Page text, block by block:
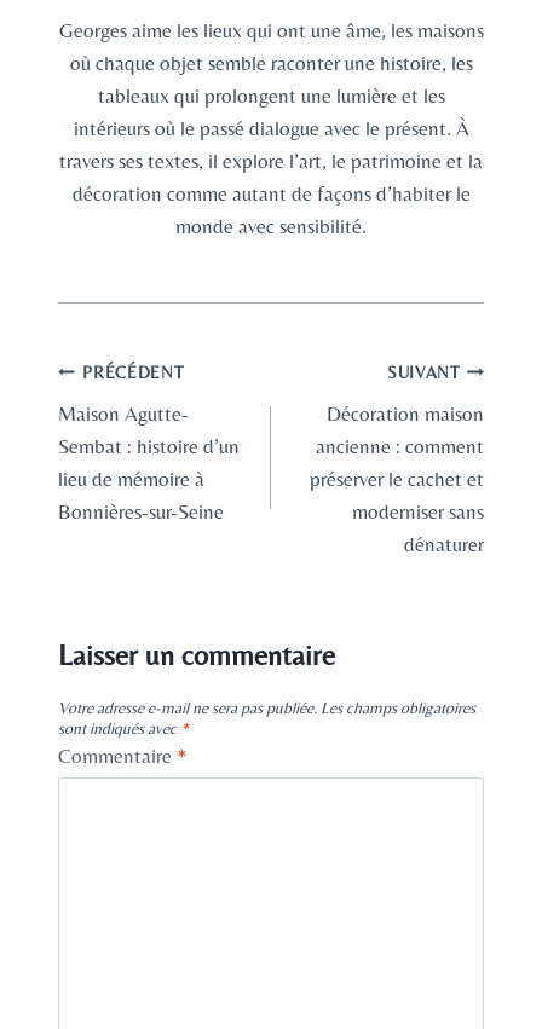
Georges aime les lieux qui ont une âme, les maisons
où chaque objet semble raconter une histoire, les
tableaux qui prolongent une lumière et les
intérieurs où le passé dialogue avec le présent. À
travers ses textes, il explore l’art, le patrimoine et la
décoration comme autant de façons d’habiter le
monde avec sensibilité.
Navigation
de
l’article
PRÉCÉDENT
Maison Agutte-
Sembat : histoire d’un
lieu de mémoire à
Bonnières-sur-Seine
SUIVANT
Décoration maison
ancienne : comment
préserver le cachet et
moderniser sans
dénaturer
Laisser un commentaire
Votre adresse e-mail ne sera pas publiée. Les champs obligatoires
sont indiqués avec *
Commentaire *